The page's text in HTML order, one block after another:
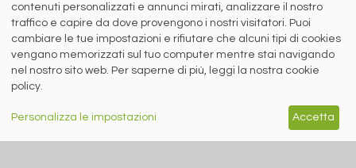
Sede sociale: Flero (Brescia) Via Don Milani 5
+39 030 254 00 06
info@siderweb.com
Copyright siderweb spa sb
Cookie policy
contenuti personalizzati e annunci mirati, analizzare il nostro
traffico e capire da dove provengono i nostri visitatori. Puoi
cambiare le tue impostazioni e rifiutare che alcuni tipi di cookies
vengano memorizzati sul tuo computer mentre stai navigando
nel nostro sito web. Per saperne di più, leggi la nostra cookie
policy.
Personalizza le impostazioni Accetta